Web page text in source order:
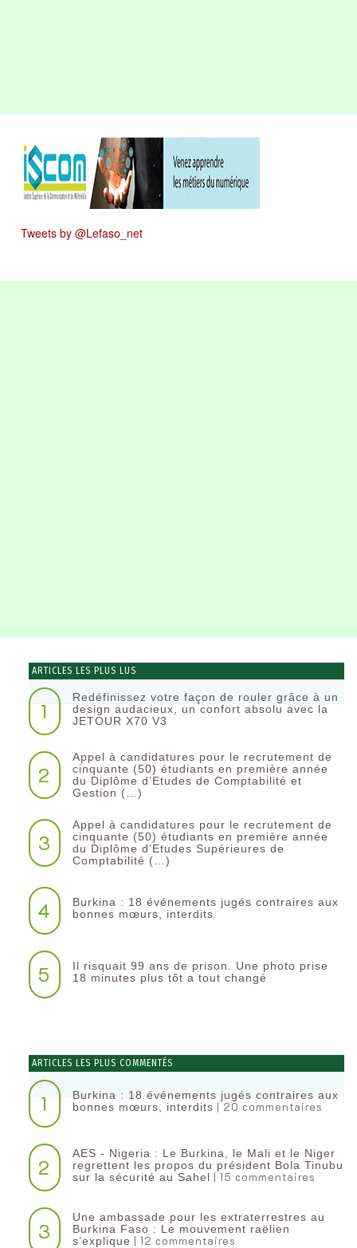
Tweets by @Lefaso_net
ARTICLES LES PLUS LUS
1
Redéfinissez votre façon de rouler grâce à un
design audacieux, un confort absolu avec la
JETOUR X70 V3
2
Appel à candidatures pour le recrutement de
cinquante (50) étudiants en première année
du Diplôme d’Etudes de Comptabilité et
Gestion (…)
3
Appel à candidatures pour le recrutement de
cinquante (50) étudiants en première année
du Diplôme d’Etudes Supérieures de
Comptabilité (…)
4
Burkina : 18 événements jugés contraires aux
bonnes mœurs, interdits
5
Il risquait 99 ans de prison. Une photo prise
18 minutes plus tôt a tout changé
ARTICLES LES PLUS COMMENTÉS
1
Burkina : 18 événements jugés contraires aux
bonnes mœurs, interdits | 20 commentaires
2
AES - Nigeria : Le Burkina, le Mali et le Niger
regrettent les propos du président Bola Tinubu
sur la sécurité au Sahel | 15 commentaires
3
Une ambassade pour les extraterrestres au
Burkina Faso : Le mouvement raëlien
s’explique | 12 commentaires